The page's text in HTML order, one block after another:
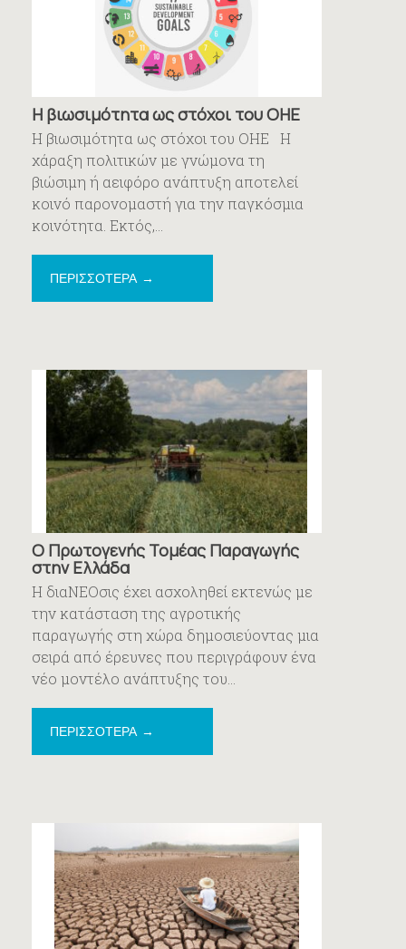
Η βιωσιμότητα ως στόχοι του ΟΗΕ
Η βιωσιμότητα ως στόχοι του ΟΗΕ Η
χάραξη πολιτικών με γνώμονα τη
βιώσιμη ή αειφόρο ανάπτυξη αποτελεί
κοινό παρονομαστή για την παγκόσμια
κοινότητα. Εκτός,...
ΠΕΡΙΣΣΟΤΕΡΑ
Ο Πρωτογενής Τομέας Παραγωγής
στην Ελλάδα
Η διαΝΕΟσις έχει ασχοληθεί εκτενώς με
την κατάσταση της αγροτικής
παραγωγής στη χώρα δημοσιεύοντας μια
σειρά από έρευνες που περιγράφουν ένα
νέο μοντέλο ανάπτυξης του...
ΠΕΡΙΣΣΟΤΕΡΑ